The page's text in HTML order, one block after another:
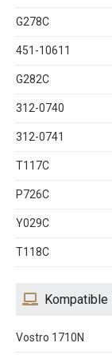
G278C
451-10611
G282C
312-0740
312-0741
T117C
P726C
Y029C
T118C
Vostro 1710N